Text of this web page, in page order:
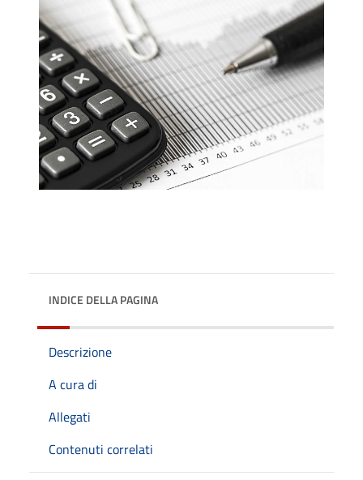
INDICE DELLA PAGINA
Descrizione
A cura di
Allegati
Contenuti correlati